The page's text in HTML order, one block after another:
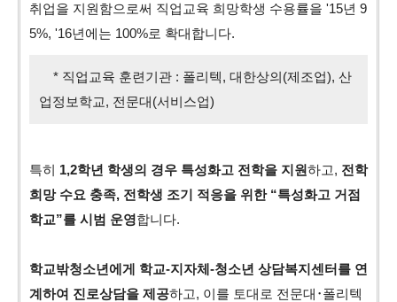
취업을 지원함으로써 직업교육 희망학생 수용률을 '15년 9
5%, '16년에는 100%로 확대합니다.
* 직업교육 훈련기관 : 폴리텍, 대한상의(제조업), 산
업정보학교, 전문대(서비스업)
특히 1,2학년 학생의 경우 특성화고 전학을 지원하고, 전학
희망 수요 충족, 전학생 조기 적응을 위한 “특성화고 거점
학교”를 시범 운영합니다.
학교밖청소년에게 학교-지자체-청소년 상담복지센터를 연
계하여 진로상담을 제공하고, 이를 토대로 전문대･폴리텍